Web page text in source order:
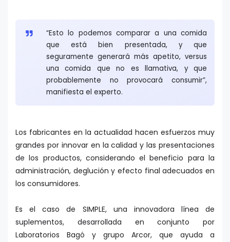
“Esto lo podemos comparar a una comida
que está bien presentada, y que
seguramente generará más apetito, versus
una comida que no es llamativa, y que
probablemente no provocará consumir”,
manifiesta el experto.
Los fabricantes en la actualidad hacen esfuerzos muy
grandes por innovar en la calidad y las presentaciones
de los productos, considerando el beneficio para la
administración, deglución y efecto final adecuados en
los consumidores.
Es el caso de SIMPLE, una innovadora línea de
suplementos, desarrollada en conjunto por
Laboratorios Bagó y grupo Arcor, que ayuda a